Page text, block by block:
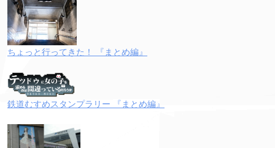
ちょっと行ってきた！ 『まとめ編』
鉄道むすめスタンプラリー 『まとめ編』